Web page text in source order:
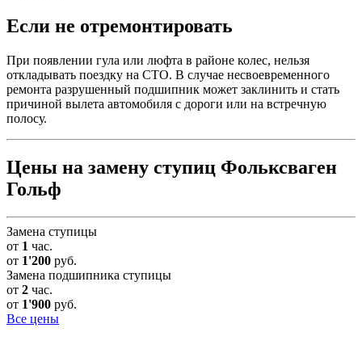
Если не отремонтировать
При появлении гула или люфта в районе колес, нельзя
откладывать поездку на СТО. В случае несвоевременного
ремонта разрушенный подшипник может заклинить и стать
причиной вылета автомобиля с дороги или на встречную
полосу.
Цены на замену ступиц Фольксваген
Гольф
Замена ступицы
от 1 час.
от 1'200 руб.
Замена подшипника ступицы
от 2 час.
от 1'900 руб.
Все цены